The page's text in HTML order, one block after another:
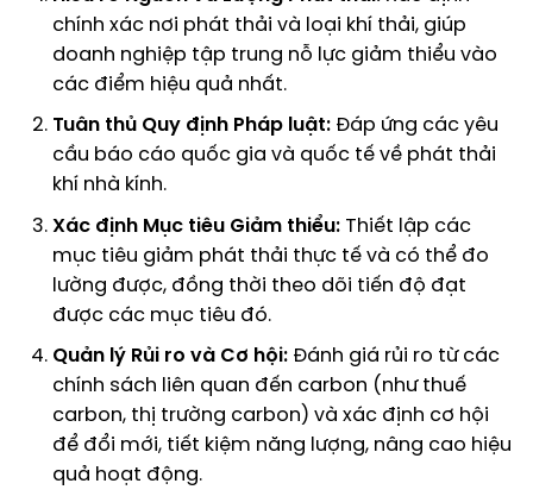
chính xác nơi phát thải và loại khí thải, giúp
doanh nghiệp tập trung nỗ lực giảm thiểu vào
các điểm hiệu quả nhất.
Tuân thủ Quy định Pháp luật:Đáp ứng các yêu
cầu báo cáo quốc gia và quốc tế về phát thải
khí nhà kính.
Xác định Mục tiêu Giảm thiểu:Thiết lập các
mục tiêu giảm phát thải thực tế và có thể đo
lường được, đồng thời theo dõi tiến độ đạt
được các mục tiêu đó.
Quản lý Rủi ro và Cơ hội:Đánh giá rủi ro từ các
chính sách liên quan đến carbon (như thuế
carbon, thị trường carbon) và xác định cơ hội
để đổi mới, tiết kiệm năng lượng, nâng cao hiệu
quả hoạt động.